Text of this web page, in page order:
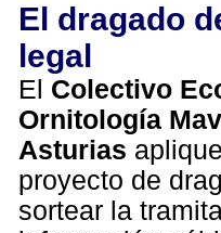
El dragado
legal
El Colectivo
Ornitología
Asturias
proyecto de
sortear la